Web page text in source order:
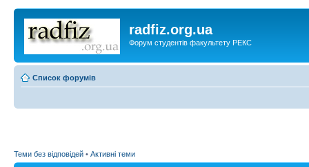
radfiz.org.ua
Форум студентів факультету РЕКС
Список форумів
Теми без відповідей • Активні теми